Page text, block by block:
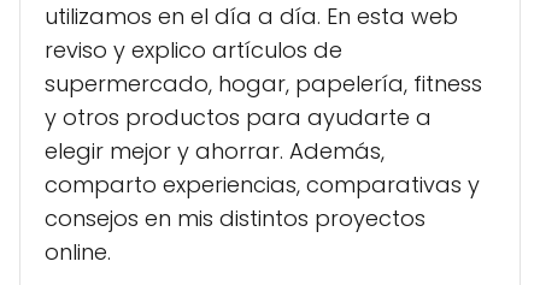
utilizamos en el día a día. En esta web
reviso y explico artículos de
supermercado, hogar, papelería, fitness
y otros productos para ayudarte a
elegir mejor y ahorrar. Además,
comparto experiencias, comparativas y
consejos en mis distintos proyectos
online.